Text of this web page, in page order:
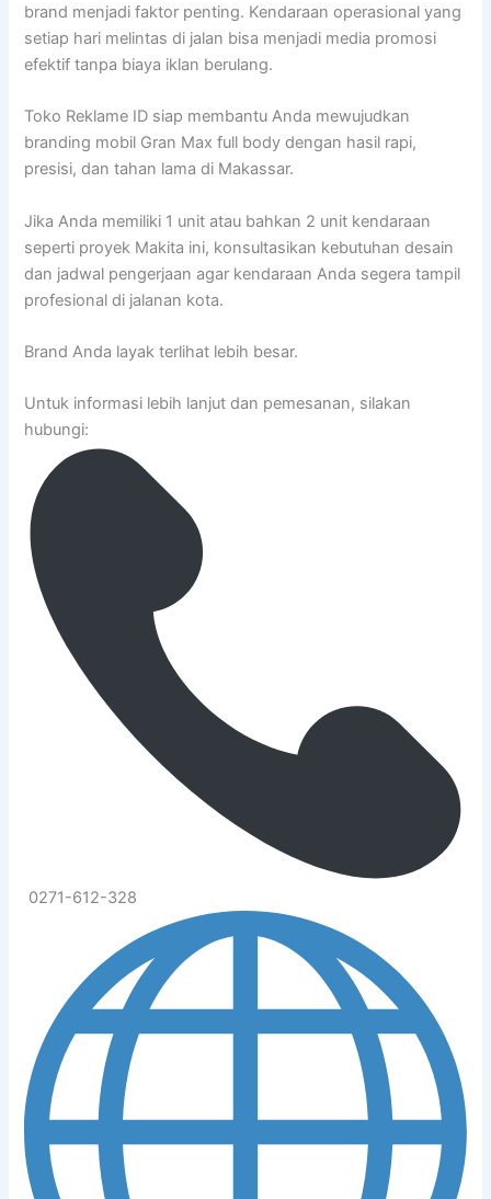
brand menjadi faktor penting. Kendaraan operasional yang
setiap hari melintas di jalan bisa menjadi media promosi
efektif tanpa biaya iklan berulang.
Toko Reklame ID siap membantu Anda mewujudkan
branding mobil Gran Max full body dengan hasil rapi,
presisi, dan tahan lama di Makassar.
Jika Anda memiliki 1 unit atau bahkan 2 unit kendaraan
seperti proyek Makita ini, konsultasikan kebutuhan desain
dan jadwal pengerjaan agar kendaraan Anda segera tampil
profesional di jalanan kota.
Brand Anda layak terlihat lebih besar.
Untuk informasi lebih lanjut dan pemesanan, silakan
hubungi:
0271-612-328